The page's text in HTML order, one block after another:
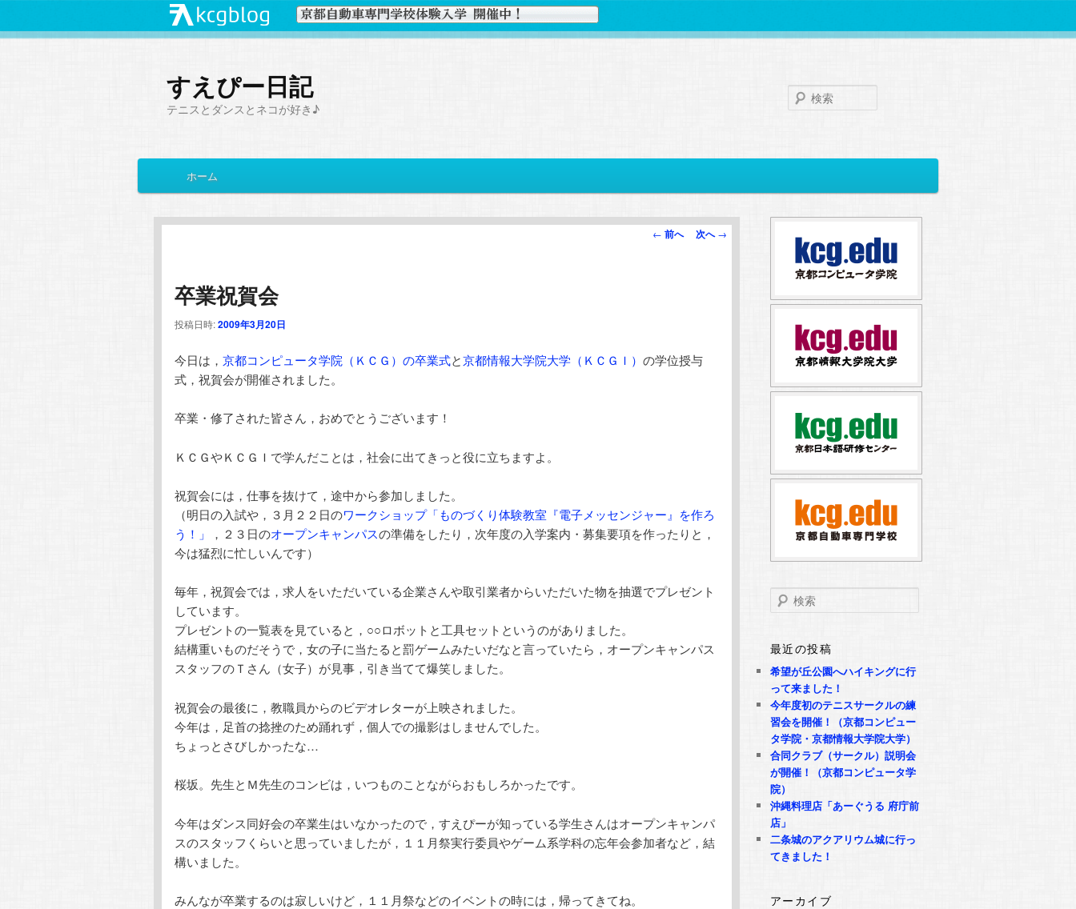
すえぴー日記
テニスとダンスとネコが好き♪
イ
メ
イ
コ
ン
テ
ン
ツ
へ
移
サ
ブ
ン
テ
ン
ツ
へ
移
動
ホーム
投
ョ
← 前へ 次へ→
卒業祝賀会
投稿日時:2009年3月20日
今日は， 京都コンピュータ学院（ＫＣＧ）の卒業式と京都情報大学院大学（ＫＣＧＩ） の学位授与
式，祝賀会が開催されました。
卒業・修了された皆さん，おめでとうございます！
ＫＣＧやＫＣＧＩで学んだことは，社会に出てきっと役に立ちますよ。
祝賀会には，仕事を抜けて，途中から参加しました。
（明日の入試や，３月２２日のワークショップ「ものづくり体験教室『電子メッセンジャー』を作ろ
う！」
，２３日のオープンキャンパスの準備をしたり，次年度の入学案内・募集要項を作ったりと，
今は猛烈に忙しいんです）
毎年，祝賀会では，求人をいただいている企業さんや取引業者からいただいた物を抽選でプレゼント
しています。
プレゼントの一覧表を見ていると，○○ロボットと工具セットというのがありました。
結構重いものだそうで，女の子に当たると罰ゲームみたいだなと言っていたら，オープンキャンパス
スタッフのＴさん（女子）が見事，引き当てて爆笑しました。
祝賀会の最後に，教職員からのビデオレターが上映されました。
今年は，足首の捻挫のため踊れず，個人での撮影はしませんでした。
ちょっとさびしかったな…
桜坂。先生とＭ先生のコンビは，いつものことながらおもしろかったです。
今年はダンス同好会の卒業生はいなかったので，すえぴーが知っている学生さんはオープンキャンパ
スのスタッフくらいと思っていましたが，１１月祭実行委員やゲーム系学科の忘年会参加者など，結
構いました。
みんなが卒業するのは寂しいけど，１１月祭などのイベントの時には，帰ってきてね。
検
索
最近の投稿
希望が丘公園へハイキングに行
って来ました！
今年度初のテニスサークルの練
習会を開催！（京都コンピュー
タ学院・京都情報大学院大学）
合同クラブ（サークル）説明会
が開催！（京都コンピュータ学
院）
沖縄料理店「あーぐうる 府庁前
店」
二条城のアクアリウム城に行っ
てきました！
アーカイブ